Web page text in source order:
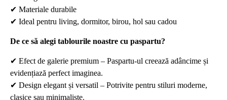
✔ Materiale durabile
✔ Ideal pentru living, dormitor, birou, hol sau cadou
De ce să alegi tablourile noastre cu paspartu?
✔ Efect de galerie premium – Paspartu-ul creează adâncime și
evidențiază perfect imaginea.
✔ Design elegant și versatil – Potrivite pentru stiluri moderne,
clasice sau minimaliste.